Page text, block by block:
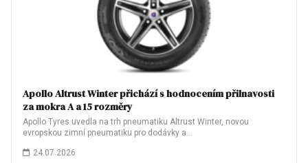
Apollo Altrust Winter přichází s hodnocením přilnavosti
za mokra A a 15 rozměry
Apollo Tyres uvedla na trh pneumatiku Altrust Winter, novou
evropskou zimní pneumatiku pro dodávky a…
24.07.2026